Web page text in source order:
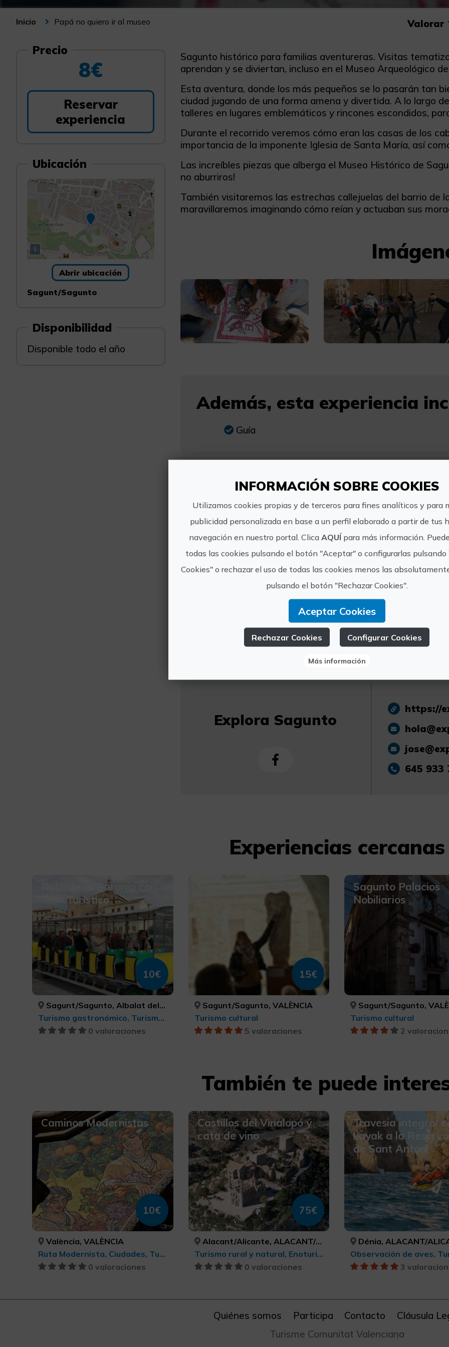
Valorar
Inicio Papá no quiero ir al museo
Precio
8€
Reservar
experiencia
Ubicación
i
Abrir ubicación
Sagunt/Sagunto
Disponibilidad
Disponible todo el año
Sagunto histórico para familias aventureras. Visitas
aprendan y se diviertan, incluso en el Museo Arqueológico
Esta aventura, donde los más pequeños se lo pasarán tan
ciudad jugando de una forma amena y divertida. A lo largo
talleres en lugares emblemáticos y rincones escondidos,
Durante el recorrido veremos cómo eran las casas de los
importancia de la imponente Iglesia de Santa María, así
Las increíbles piezas que alberga el Museo Histórico de
no aburriros!
También visitaremos las estrechas callejuelas del barrio de
maravillaremos imaginando cómo reían y actuaban sus
Además, esta experiencia
Guía
Más información
Horario:
A consultar
Adultos: 8€. Niños gratis hasta 5 años.
Explora Sagunto
https://
645 933
Experiencias cercanas
Ruta de la Baronía con
Tren Turístico
10€
Sagunt/Sagunto, Albalat dels Tarongers, Gilet, Petrés, VALÈNCIA, VALÈNCIA, VALÈNCIA, VALÈNCIA
Turismo gastronómico, Turismo cultural
0 valoraciones
15€
Sagunt/Sagunto, VALÈNCIA
Turismo cultural
5 valoraciones
Sagunto Palacios
Nobiliarios
Sagunt/Sagunto,
Turismo cultural
2
También te puede
Caminos Modernistas
10€
València, VALÈNCIA
Ruta Modernista, Ciudades, Turismo cultural
0 valoraciones
Castillos del Vinalopó y
cata de vino
75€
Alacant/Alicante, ALACANT/ALICANTE
Turismo rural y natural, Enoturismo, Turismo cultural
0 valoraciones
Travesia integral
kayak a la
de Sant Antoni
Dénia, ALACANT/
3
Quiénes somos Participa Contacto
Cláusula
Turisme Comunitat Valenciana
INFORMACIÓN SOBRE COOKIES
Utilizamos cookies propias y de terceros para fines analíticos y para
publicidad personalizada en base a un perfil elaborado a partir de tus
navegación en nuestro portal. Clica AQUÍpara más información.
todas las cookies pulsando el botón "Aceptar" o configurarlas pulsando
Cookies" o rechazar el uso de todas las cookies menos las
pulsando el botón "Rechazar Cookies".
Aceptar Cookies
Rechazar Cookies Configurar Cookies
Más información